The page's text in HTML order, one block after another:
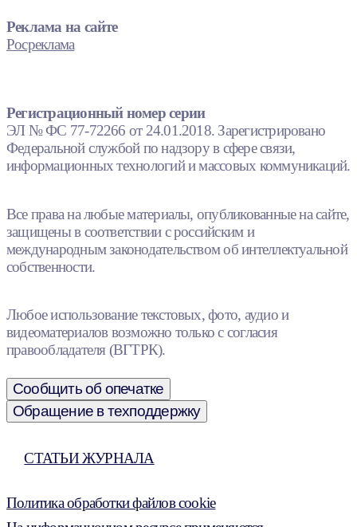
Реклама на сайте
Росреклама
Регистрационный номер серии
ЭЛ № ФС 77-72266 от 24.01.2018. Зарегистрировано
Федеральной службой по надзору в сфере связи,
информационных технологий и массовых коммуникаций.
Все права на любые материалы, опубликованные на сайте,
защищены в соответствии с российским и
международным законодательством об интеллектуальной
собственности.
Любое использование текстовых, фото, аудио и
видеоматериалов возможно только с согласия
правообладателя (ВГТРК).
Сообщить об опечатке
Обращение в техподдержку
СТАТЬИ ЖУРНАЛА
Политика обработки файлов cookie